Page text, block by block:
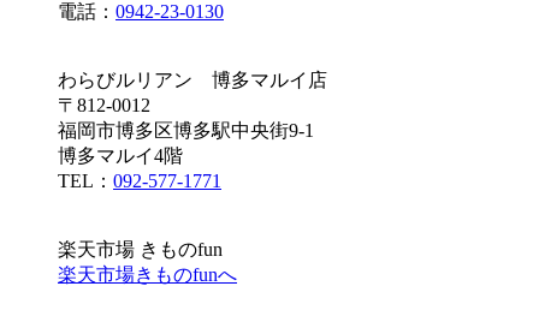
電話： 0942-23-0130
わらびルリアン 博多マルイ店
〒812-0012
福岡市博多区博多駅中央街9-1
博多マルイ4階
TEL： 092-577-1771
楽天市場 きものfun
楽天市場きものfunへ